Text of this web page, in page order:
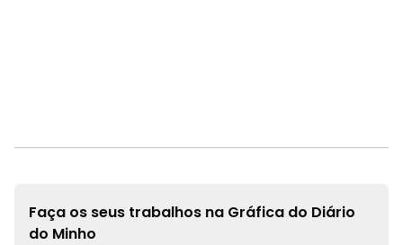
Faça os seus trabalhos na Gráfica do Diário
do Minho